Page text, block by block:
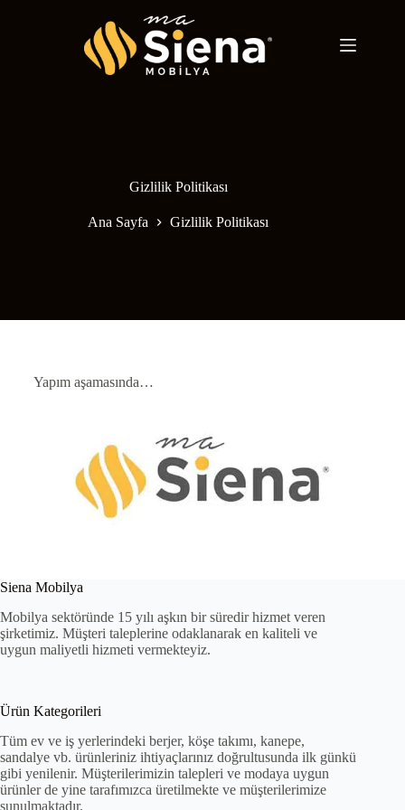
Gizlilik Politikası
Ana Sayfa Gizlilik Politikası
Yapım aşamasında…
Siena Mobilya
Mobilya sektöründe 15 yılı aşkın bir süredir hizmet veren
şirketimiz. Müşteri taleplerine odaklanarak en kaliteli ve
uygun maliyetli hizmeti vermekteyiz.
Ürün Kategorileri
Tüm ev ve iş yerlerindeki berjer, köşe takımı, kanepe,
sandalye vb. ürünleriniz ihtiyaçlarınız doğrultusunda ilk günkü
gibi yenilenir. Müşterilerimizin talepleri ve modaya uygun
ürünler de yine tarafımızca üretilmekte ve müşterilerimize
sunulmaktadır.